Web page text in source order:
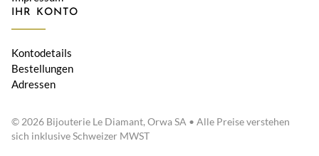
IHR KONTO
Kontodetails
Bestellungen
Adressen
© 2026 Bijouterie Le Diamant, Orwa SA • Alle Preise verstehen
sich inklusive Schweizer MWST